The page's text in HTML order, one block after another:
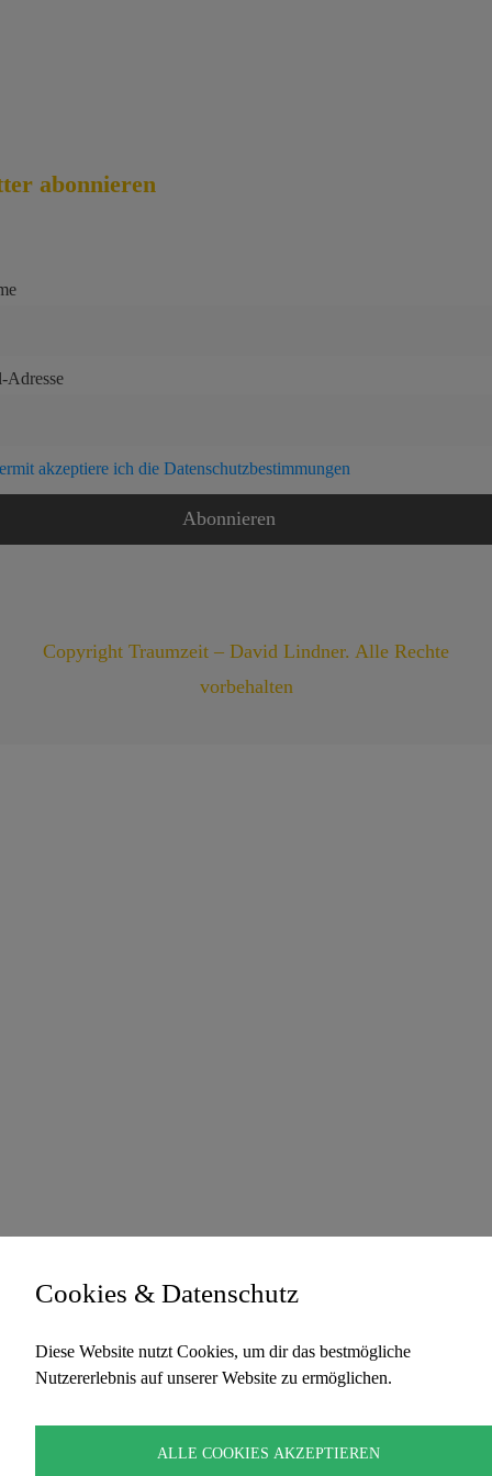
abonnieren
Adresse
akzeptiere ich die Datenschutzbestimmungen
Copyright Traumzeit – David Lindner. Alle Rechte
vorbehalten
Cookies & Datenschutz
Diese Website nutzt Cookies, um dir das bestmögliche
Nutzererlebnis auf unserer Website zu ermöglichen.
ALLE COOKIES AKZEPTIEREN